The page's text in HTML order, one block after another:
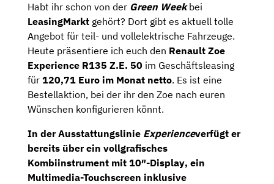
Habt ihr schon von der Green Weekbei
LeasingMarkt gehört? Dort gibt es aktuell tolle
Angebot für teil- und vollelektrische Fahrzeuge.
Heute präsentiere ich euch den Renault Zoe
Experience R135 Z.E. 50 im Geschäftsleasing
für 120,71 Euro im Monat netto. Es ist eine
Bestellaktion, bei der ihr den Zoe nach euren
Wünschen konfigurieren könnt.
In der Ausstattungslinie Experienceverfügt er
bereits über ein vollgrafisches
Kombiinstrument mit 10″-Display, ein
Multimedia-Touchscreen inklusive